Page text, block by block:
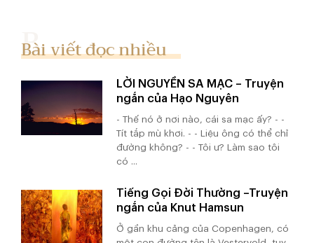
Bài viết đọc nhiều
LỜI NGUYỀN SA MẠC – Truyện
ngắn của Hạo Nguyên
- Thế nó ở nơi nào, cái sa mạc ấy? - -
Tít tắp mù khơi. - - Liệu ông có thể chỉ
đường không? - - Tôi ư? Làm sao tôi
có ...
Tiếng Gọi Đời Thường –Truyện
ngắn của Knut Hamsun
Ở gần khu cảng của Copenhagen, có